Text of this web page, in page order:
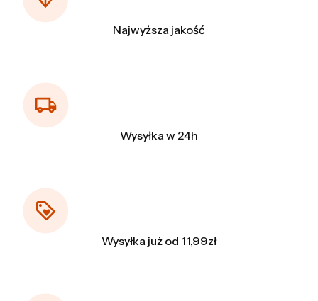
Najwyższa jakość
Wysyłka w 24h
Wysyłka już od 11,99zł